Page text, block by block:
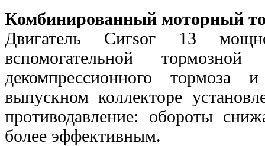
Комбинированный моторный
Двигатель Сигsог 13
вспомогательной
декомпрессионного
выпускном коллекторе
противодавление: обороты
более эффективным.